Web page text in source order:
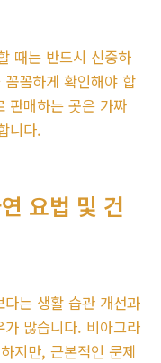
때는 반드시 신중하
꼼하게 확인해야 합
판매하는 곳은 가짜
니다.
요법 및 건
는 생활 습관 개선과
많습니다. 비아그라
지만, 근본적인 문제